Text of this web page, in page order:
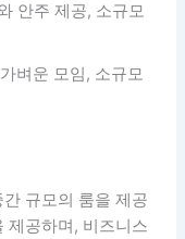
안주 제공, 소규모
벼운 모임, 소규모
규모의 룸을 제공
제공하며, 비즈니스